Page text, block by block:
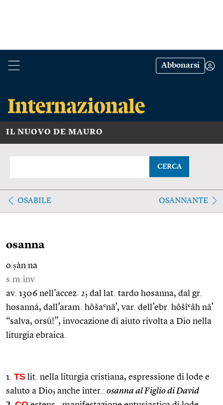
Abbonarsi
IL NUOVO DE MAURO
CERCA
OSABILE OSANNANTE
osanna
o ṣàn na
s.m.inv.
av. 1306 nell'accez. 2; dal lat. tardo hosanna, dal gr.
hosanná, dall’aram. hôšaʿnā’, var. dell’ebr. hôšîʿâh nā’
“salva, orsù!”, invocazione di aiuto rivolta a Dio nella
liturgia ebraica.
1. TS lit. nella liturgia cristiana, espressione di lode e
saluto a Dio; anche inter.: osanna al Figlio di David